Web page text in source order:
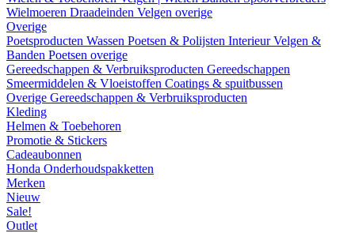
Wielmoeren Draadeinden Velgen overige
Overige
Poetsproducten Wassen Poetsen & Polijsten InterieurVelgen &
Banden Poetsen overige
Gereedschappen & Verbruiksproducten Gereedschappen
Smeermiddelen & Vloeistoffen Coatings & spuitbussen
Overige Gereedschappen & Verbruiksproducten
Kleding
Helmen & Toebehoren
Promotie & Stickers
Cadeaubonnen
Honda Onderhoudspakketten
Merken
Nieuw
Sale!
Outlet